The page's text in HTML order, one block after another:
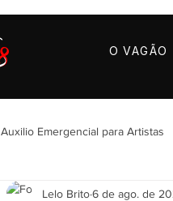
O VAGÃO
Auxilio Emergencial para Artistas
Lelo Brito6 de ago. de